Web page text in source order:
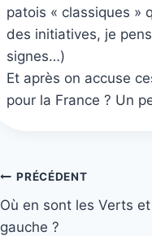
patois « classiques »
des initiatives, je
signes…)
Et après on accuse
pour la France ? Un
Navigation
de
PRÉCÉDENT
Où en sont les Verts
gauche ?